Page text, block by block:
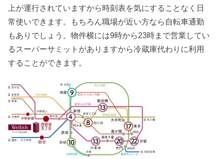
上が運行されていますから時刻表を気にすることなく日
常使いできます。もちろん職場が近い方なら自転車通勤
もありでしょう。物件横には9時から23時まで営業してい
るスーパーサミットがありますから冷蔵庫代わりに利用
することができます。